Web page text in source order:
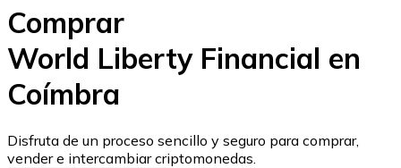
USD Coin
USDC
Comprar
World Liberty Financial en
Coímbra
Disfruta de un proceso sencillo y seguro para comprar,
vender e intercambiar criptomonedas.